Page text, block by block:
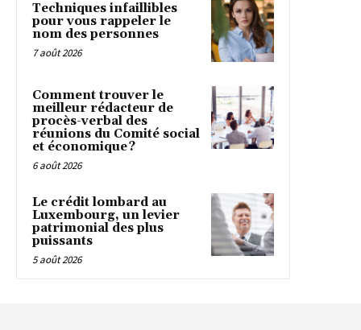
Techniques infaillibles
pour vous rappeler le
nom des personnes
7 août 2026
Comment trouver le
meilleur rédacteur de
procès-verbal des
réunions du Comité social
et économique ?
6 août 2026
Le crédit lombard au
Luxembourg, un levier
patrimonial des plus
puissants
5 août 2026